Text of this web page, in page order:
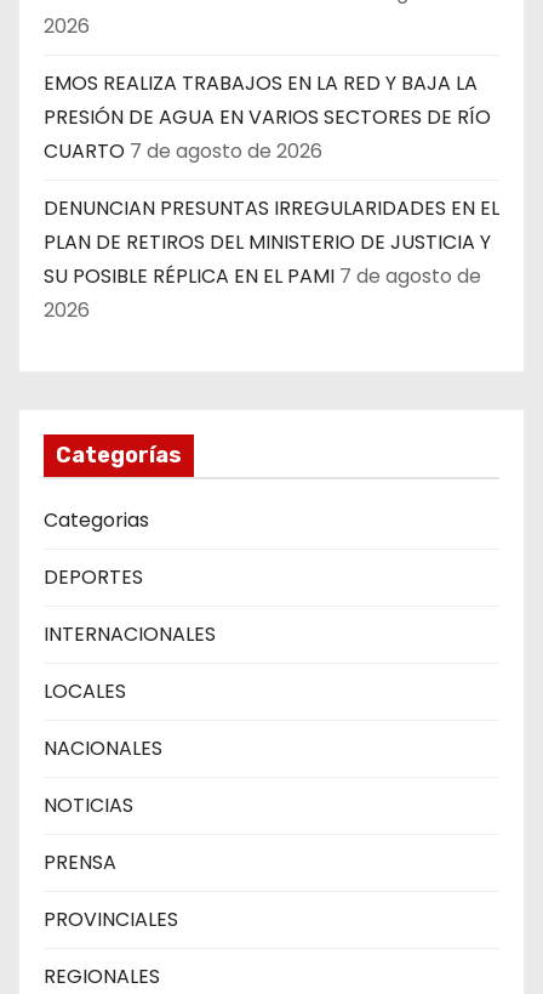
2026
EMOS REALIZA TRABAJOS EN LA RED Y BAJA LA
PRESIÓN DE AGUA EN VARIOS SECTORES DE RÍO
CUARTO 7 de agosto de 2026
DENUNCIAN PRESUNTAS IRREGULARIDADES EN EL
PLAN DE RETIROS DEL MINISTERIO DE JUSTICIA Y
SU POSIBLE RÉPLICA EN EL PAMI 7 de agosto de
2026
Categorías
Categorias
DEPORTES
INTERNACIONALES
LOCALES
NACIONALES
NOTICIAS
PRENSA
PROVINCIALES
REGIONALES